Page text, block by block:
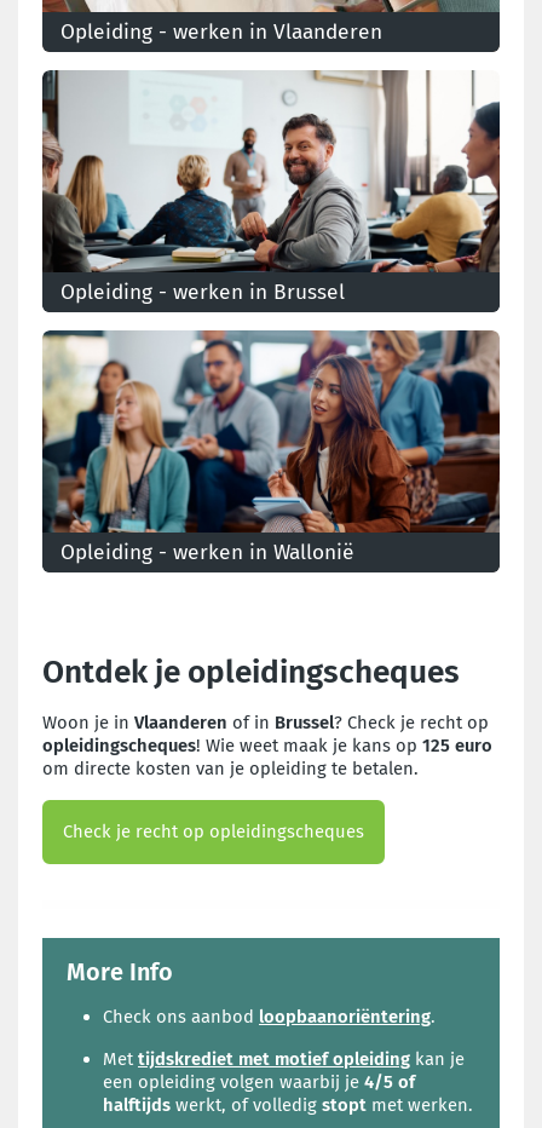
Opleiding - werken in Vlaanderen
Vlaams opleidingsverlof en opleidingsvoordelen
Opleiding - werken in Brussel
Je opleidingsrechten als je in Brussel werkt
Opleiding - werken in Wallonië
Je opleidingsrechten als je in Wallonië werkt
Ontdek je opleidingscheques
Woon je in Vlaanderen of in Brussel? Check je recht op
opleidingscheques! Wie weet maak je kans op 125 euro
om directe kosten van je opleiding te betalen.
Check je recht op opleidingscheques
More Info
Check ons aanbod loopbaanoriëntering.
Met tijdskrediet met motief opleiding kan je
een opleiding volgen waarbij je 4/5 of
halftijds werkt, of volledig stopt met werken.